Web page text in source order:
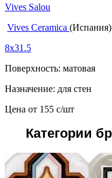
Vives Salou
Vives Ceramica (Испания)
8x31.5
Поверхность: матовая
Назначение: для стен
Цена от 155 c/шт
Категории